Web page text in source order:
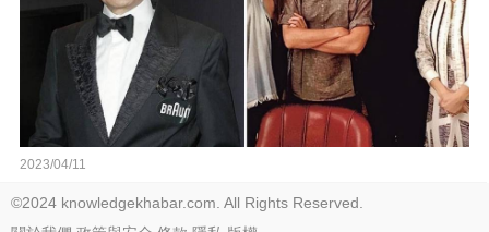
2023/04/11
©2024 knowledgekhabar.com. All Rights Reserved.